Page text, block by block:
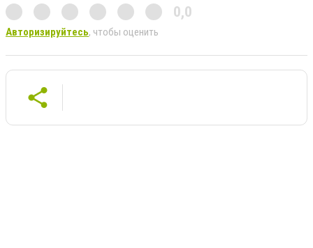
0,0
Авторизируйтесь, чтобы оценить